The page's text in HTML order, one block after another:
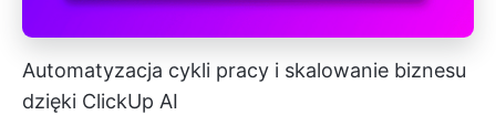
Automatyzacja cykli pracy i skalowanie biznesu
dzięki ClickUp AI